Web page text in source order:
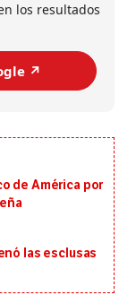
los resultados
↗️
de América por
las esclusas